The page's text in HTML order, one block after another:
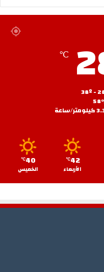
℃
ساعة
42
℃
الأربعاء
40
℃
الخميس